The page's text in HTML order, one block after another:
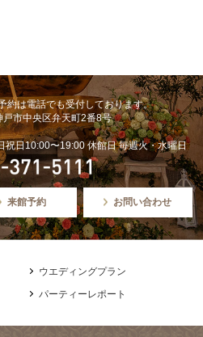
約は電話でも受付しております。
市中央区弁天町2番8号
祝日10:00〜19:00 休館日 毎週火・水曜日
来館予約 お問い合わせ
ウエディングプラン
パーティーレポート